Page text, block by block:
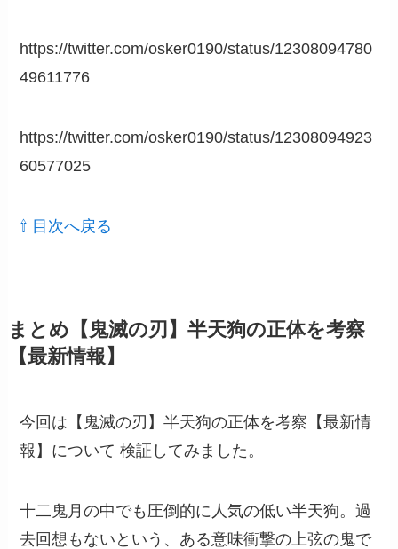
https://twitter.com/osker0190/status/12308094780
49611776
https://twitter.com/osker0190/status/12308094923
60577025
⇧ 目次へ戻る
まとめ【鬼滅の刃】半天狗の正体を考察
【最新情報】
今回は【鬼滅の刃】半天狗の正体を考察【最新情
報】について 検証してみました。
十二鬼月の中でも圧倒的に人気の低い半天狗。過
去回想もないという、ある意味衝撃の上弦の鬼で